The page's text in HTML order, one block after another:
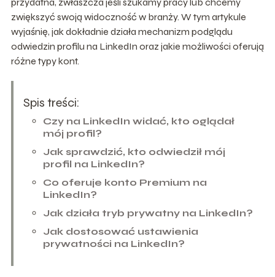
zwiększyć swoją widoczność w branży. W tym artykule
wyjaśnię, jak dokładnie działa mechanizm podglądu
odwiedzin profilu na LinkedIn oraz jakie możliwości oferują
różne typy kont.
Spis treści:
Czy na LinkedIn widać, kto oglądał
mój profil?
Jak sprawdzić, kto odwiedził mój
profil na LinkedIn?
Co oferuje konto Premium na
LinkedIn?
Jak działa tryb prywatny na LinkedIn?
Jak dostosować ustawienia
prywatności na LinkedIn?